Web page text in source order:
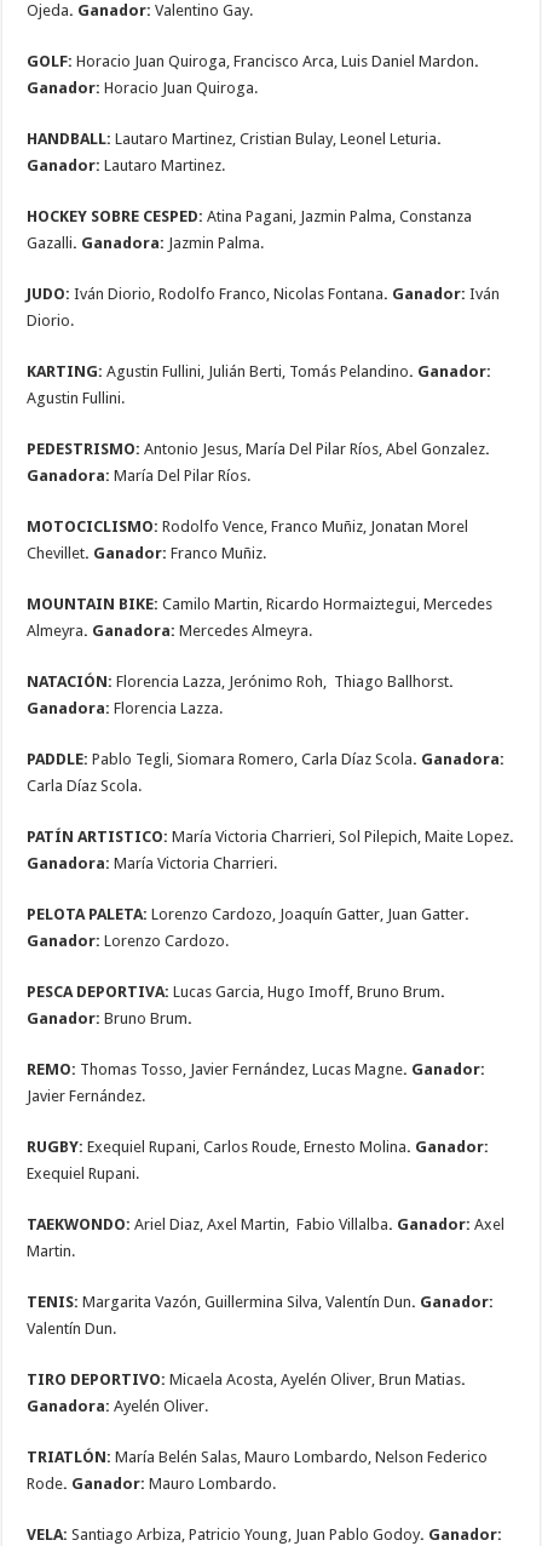
Ojeda. Ganador: Valentino Gay.
GOLF:Horacio Juan Quiroga, Francisco Arca, Luis Daniel Mardon.
Ganador: Horacio Juan Quiroga.
HANDBALL:Lautaro Martinez, Cristian Bulay, Leonel Leturia.
Ganador: Lautaro Martinez.
HOCKEY SOBRE CESPED: Atina Pagani, Jazmin Palma, Constanza
Gazalli. Ganadora: Jazmin Palma.
JUDO: Iván Diorio, Rodolfo Franco, Nicolas Fontana. Ganador: Iván
Diorio.
KARTING: Agustin Fullini, Julián Berti, Tomás Pelandino. Ganador:
Agustin Fullini.
PEDESTRISMO: Antonio Jesus, María Del Pilar Ríos, Abel Gonzalez.
Ganadora: María Del Pilar Ríos.
MOTOCICLISMO: Rodolfo Vence, Franco Muñiz, Jonatan Morel
Chevillet. Ganador: Franco Muñiz.
MOUNTAIN BIKE: Camilo Martin, Ricardo Hormaiztegui, Mercedes
Almeyra. Ganadora: Mercedes Almeyra.
NATACIÓN: Florencia Lazza, Jerónimo Roh, Thiago Ballhorst.
Ganadora: Florencia Lazza.
PADDLE:Pablo Tegli, Siomara Romero, Carla Díaz Scola. Ganadora:
Carla Díaz Scola.
PATÍN ARTISTICO: María Victoria Charrieri, Sol Pilepich, Maite Lopez.
Ganadora: María Victoria Charrieri.
PELOTA PALETA:Lorenzo Cardozo, Joaquín Gatter, Juan Gatter.
Ganador: Lorenzo Cardozo.
PESCA DEPORTIVA: Lucas Garcia, Hugo Imoff, Bruno Brum.
Ganador: Bruno Brum.
REMO: Thomas Tosso, Javier Fernández, Lucas Magne. Ganador:
Javier Fernández.
RUGBY: Exequiel Rupani, Carlos Roude, Ernesto Molina. Ganador:
Exequiel Rupani.
TAEKWONDO:Ariel Diaz, Axel Martin, Fabio Villalba. Ganador: Axel
Martin.
TENIS: Margarita Vazón, Guillermina Silva, Valentín Dun. Ganador:
Valentín Dun.
TIRO DEPORTIVO: Micaela Acosta, Ayelén Oliver, Brun Matias.
Ganadora: Ayelén Oliver.
TRIATLÓN:María Belén Salas, Mauro Lombardo, Nelson Federico
Rode. Ganador: Mauro Lombardo.
VELA:Santiago Arbiza, Patricio Young, Juan Pablo Godoy. Ganador: